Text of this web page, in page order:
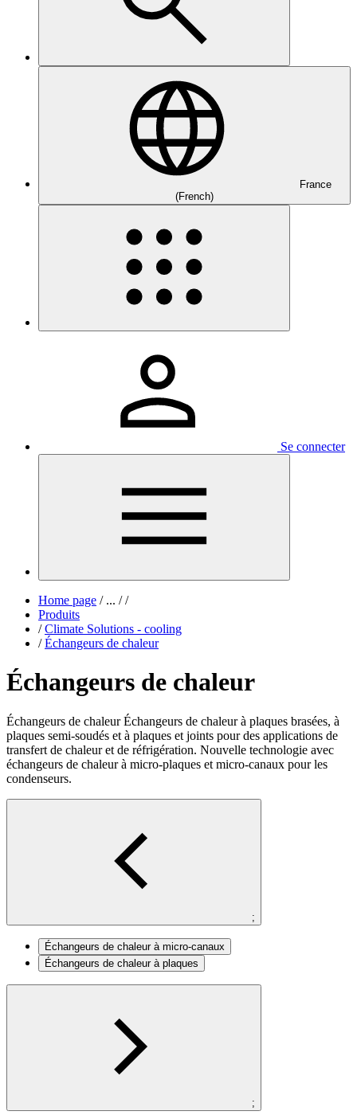
France
(French)
Se connecter
Home page /... / /
Produits
/ Climate Solutions - cooling
/ Échangeurs de chaleur
Échangeurs de chaleur
Échangeurs de chaleur Échangeurs de chaleur à plaques brasées, à
plaques semi-soudés et à plaques et joints pour des applications de
transfert de chaleur et de réfrigération. Nouvelle technologie avec
échangeurs de chaleur à micro-plaques et micro-canaux pour les
condenseurs.
;
Échangeurs de chaleur à micro-canaux
Échangeurs de chaleur à plaques
;